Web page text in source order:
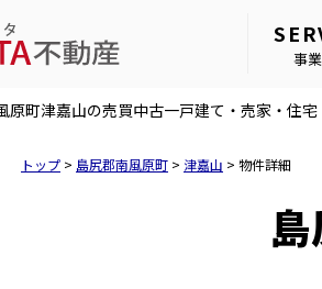
事
原町津嘉山の売買中古一戸建て・売家・住
トップ > 島尻郡南風原町 > 津嘉山 > 物件詳細